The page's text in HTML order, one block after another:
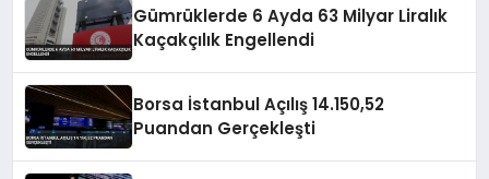
Gümrüklerde 6 Ayda 63 Milyar Liralık
Kaçakçılık Engellendi
Borsa İstanbul Açılış 14.150,52
Puandan Gerçekleşti